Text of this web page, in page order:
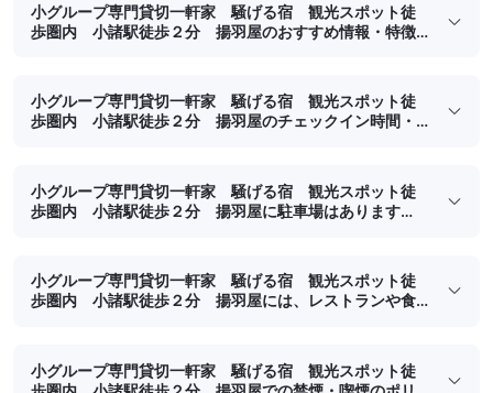
小グループ専門貸切一軒家 騒げる宿 観光スポット徒
歩圏内 小諸駅徒歩２分 揚羽屋のおすすめ情報・特徴
小グループ専門貸切一軒家 騒げる宿 観光スポット徒
歩圏内 小諸駅徒歩２分 揚羽屋のチェックイン時間・
小グループ専門貸切一軒家 騒げる宿 観光スポット徒
歩圏内 小諸駅徒歩２分 揚羽屋に駐車場はあります
小グループ専門貸切一軒家 騒げる宿 観光スポット徒
歩圏内 小諸駅徒歩２分 揚羽屋には、レストランや食
小グループ専門貸切一軒家 騒げる宿 観光スポット徒